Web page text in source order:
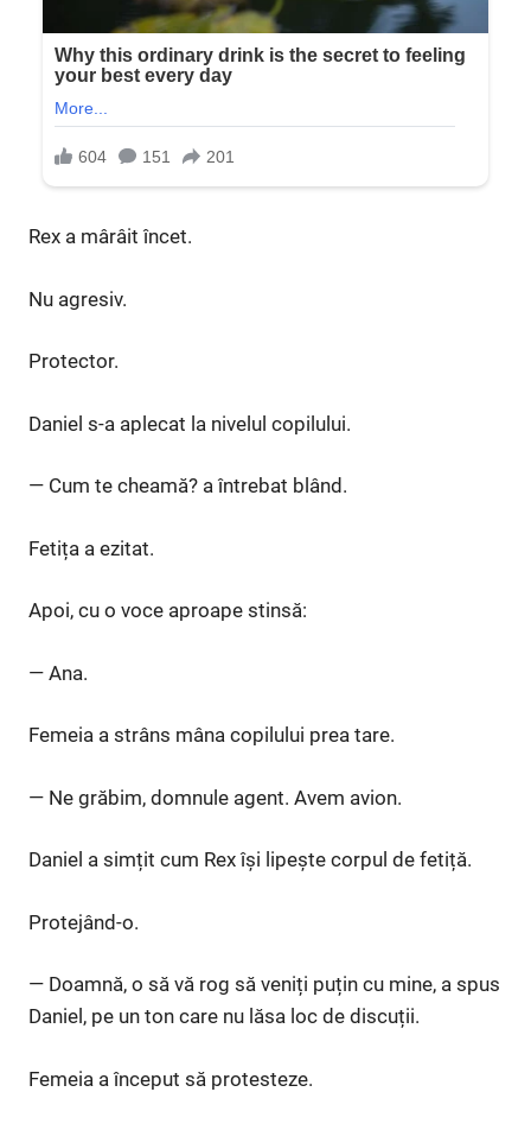
Rex a mârâit încet.
Nu agresiv.
Protector.
Daniel s-a aplecat la nivelul copilului.
— Cum te cheamă? a întrebat blând.
Fetița a ezitat.
Apoi, cu o voce aproape stinsă:
— Ana.
Femeia a strâns mâna copilului prea tare.
— Ne grăbim, domnule agent. Avem avion.
Daniel a simțit cum Rex își lipește corpul de fetiță.
Protejând-o.
— Doamnă, o să vă rog să veniți puțin cu mine, a spus
Daniel, pe un ton care nu lăsa loc de discuții.
Femeia a început să protesteze.